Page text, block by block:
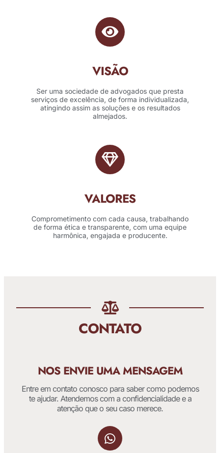
VISÃO
Ser uma sociedade de advogados que presta
serviços de excelência, de forma individualizada,
atingindo assim as soluções e os resultados
almejados.
VALORES
Comprometimento com cada causa, trabalhando
de forma ética e transparente, com uma equipe
harmônica, engajada e producente.
CONTATO
NOS ENVIE UMA MENSAGEM
Entre em contato conosco para saber como podemos
te ajudar. Atendemos com a confidencialidade e a
atenção que o seu caso merece.